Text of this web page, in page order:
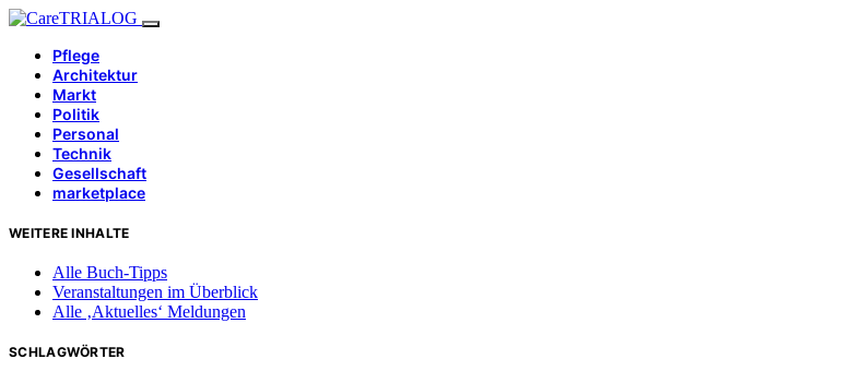
Pflege
Architektur
Markt
Politik
Personal
Technik
Gesellschaft
marketplace
WEITERE INHALTE
Alle Buch-Tipps
Veranstaltungen im Überblick
Alle ‚Aktuelles‘ Meldungen
SCHLAGWÖRTER